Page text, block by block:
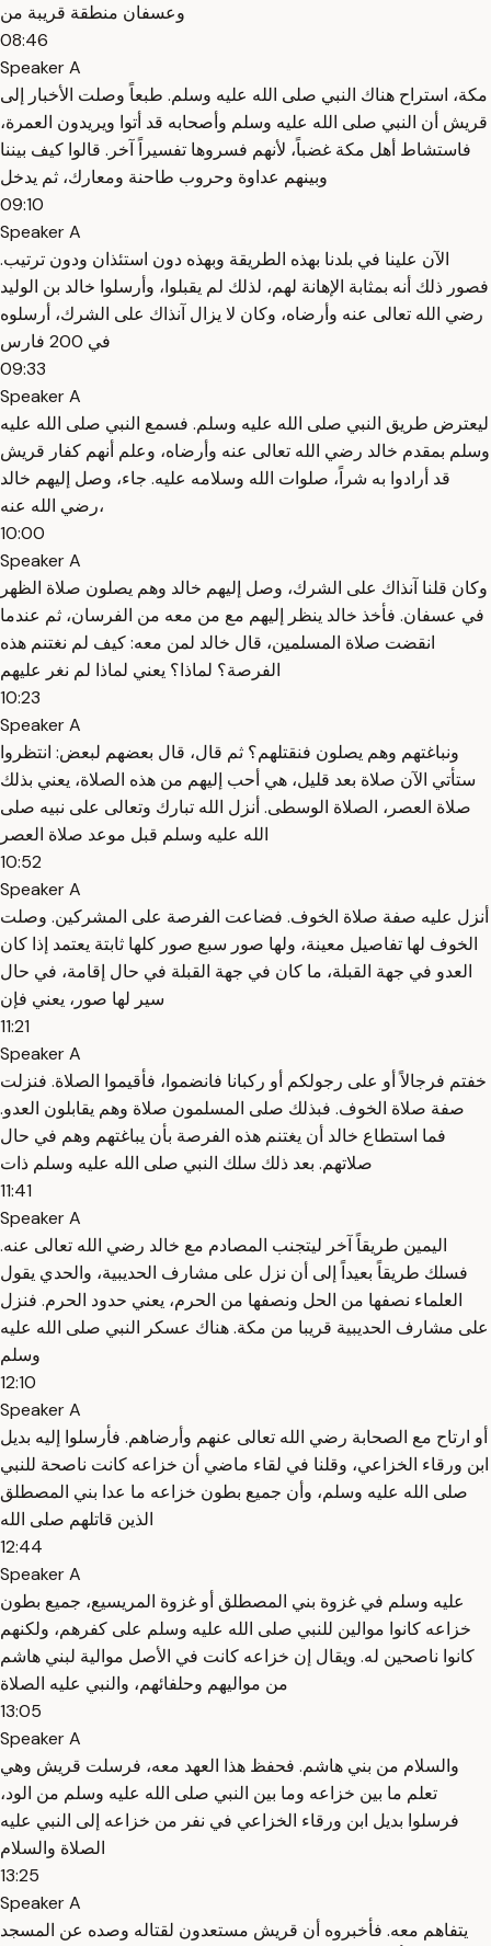
وعسفان منطقة قريبة من
08:46
Speaker A
مكة، استراح هناك النبي صلى الله عليه وسلم. طبعاً وصلت الأخبار إلى
قريش أن النبي صلى الله عليه وسلم وأصحابه قد أتوا ويريدون العمرة،
فاستشاط أهل مكة غضباً، لأنهم فسروها تفسيراً آخر. قالوا كيف بيننا
وبينهم عداوة وحروب طاحنة ومعارك، ثم يدخل
09:10
Speaker A
الآن علينا في بلدنا بهذه الطريقة وبهذه دون استئذان ودون ترتيب.
فصور ذلك أنه بمثابة الإهانة لهم، لذلك لم يقبلوا، وأرسلوا خالد بن الوليد
رضي الله تعالى عنه وأرضاه، وكان لا يزال آنذاك على الشرك، أرسلوه
في 200 فارس
09:33
Speaker A
ليعترض طريق النبي صلى الله عليه وسلم. فسمع النبي صلى الله عليه
وسلم بمقدم خالد رضي الله تعالى عنه وأرضاه، وعلم أنهم كفار قريش
قد أرادوا به شراً، صلوات الله وسلامه عليه. جاء، وصل إليهم خالد
رضي الله عنه،
10:00
Speaker A
وكان قلنا آنذاك على الشرك، وصل إليهم خالد وهم يصلون صلاة الظهر
في عسفان. فأخذ خالد ينظر إليهم مع من معه من الفرسان، ثم عندما
انقضت صلاة المسلمين، قال خالد لمن معه: كيف لم نغتنم هذه
الفرصة؟ لماذا؟ يعني لماذا لم نغر عليهم
10:23
Speaker A
ونباغتهم وهم يصلون فنقتلهم؟ ثم قال، قال بعضهم لبعض: انتظروا
ستأتي الآن صلاة بعد قليل، هي أحب إليهم من هذه الصلاة، يعني بذلك
صلاة العصر، الصلاة الوسطى. أنزل الله تبارك وتعالى على نبيه صلى
الله عليه وسلم قبل موعد صلاة العصر
10:52
Speaker A
أنزل عليه صفة صلاة الخوف. فضاعت الفرصة على المشركين. وصلت
الخوف لها تفاصيل معينة، ولها صور سبع صور كلها ثابتة يعتمد إذا كان
العدو في جهة القبلة، ما كان في جهة القبلة في حال إقامة، في حال
سير لها صور، يعني فإن
11:21
Speaker A
خفتم فرجالاً أو على رجولكم أو ركبانا فانضموا، فأقيموا الصلاة. فنزلت
صفة صلاة الخوف. فبذلك صلى المسلمون صلاة وهم يقابلون العدو.
فما استطاع خالد أن يغتنم هذه الفرصة بأن يباغتهم وهم في حال
صلاتهم. بعد ذلك سلك النبي صلى الله عليه وسلم ذات
11:41
Speaker A
اليمين طريقاً آخر ليتجنب المصادم مع خالد رضي الله تعالى عنه.
فسلك طريقاً بعيداً إلى أن نزل على مشارف الحديبية، والحدي يقول
العلماء نصفها من الحل ونصفها من الحرم، يعني حدود الحرم. فنزل
على مشارف الحديبية قريبا من مكة. هناك عسكر النبي صلى الله عليه
وسلم
12:10
Speaker A
أو ارتاح مع الصحابة رضي الله تعالى عنهم وأرضاهم. فأرسلوا إليه بديل
ابن ورقاء الخزاعي، وقلنا في لقاء ماضي أن خزاعه كانت ناصحة للنبي
صلى الله عليه وسلم، وأن جميع بطون خزاعه ما عدا بني المصطلق
الذين قاتلهم صلى الله
12:44
Speaker A
عليه وسلم في غزوة بني المصطلق أو غزوة المريسيع، جميع بطون
خزاعه كانوا موالين للنبي صلى الله عليه وسلم على كفرهم، ولكنهم
كانوا ناصحين له. ويقال إن خزاعه كانت في الأصل موالية لبني هاشم
من مواليهم وحلفائهم، والنبي عليه الصلاة
13:05
Speaker A
والسلام من بني هاشم. فحفظ هذا العهد معه، فرسلت قريش وهي
تعلم ما بين خزاعه وما بين النبي صلى الله عليه وسلم من الود،
فرسلوا بديل ابن ورقاء الخزاعي في نفر من خزاعه إلى النبي عليه
الصلاة والسلام
13:25
Speaker A
يتفاهم معه. فأخبروه أن قريش مستعدون لقتاله وصده عن المسجد